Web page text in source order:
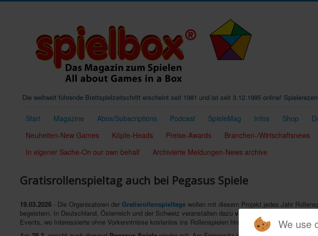
Die weltweit führende Brettspielzeitschrift erscheint seit 1981 und ist seit 3.12.1995 online!
Start Magazine Abos/Subscriptions Podcast SpieleMag Infos Shop
Neuheiten-New Games
Köpfe-Heads Preise-Awards Branchen-/Wirtschaftsnews
In eigener Sache-On our own behalf Archivierte Meldungen-News archive
Gratisrollenspieltag auch bei Pegasus Spiele
19.03.2026 - Die Organisatoren der Gratisrollenspieltage wollen mit diesem Projekt jedes Jahr
begeistern. In Deutschland, Österreich und der Schweiz veranstalten dazu vom 23. bis 28.3.
u.a.
Events, wo Interessierte ohne Vorkenntnisse kostenlos ins Rollenspielen hineinschnuppern können,
We use